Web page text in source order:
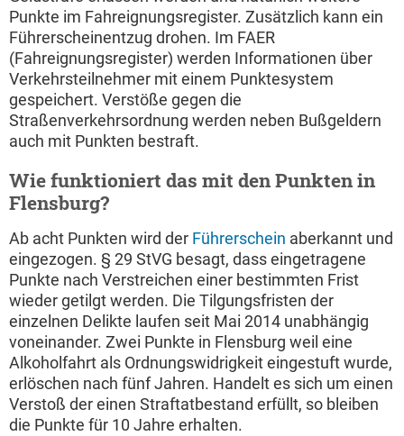
Punkte im Fahreignungsregister. Zusätzlich kann ein
Führerscheinentzug drohen. Im FAER
(Fahreignungsregister) werden Informationen über
Verkehrsteilnehmer mit einem Punktesystem
gespeichert. Verstöße gegen die
Straßenverkehrsordnung werden neben Bußgeldern
auch mit Punkten bestraft.
Wie funktioniert das mit den Punkten in
Flensburg?
Ab acht Punkten wird der Führerschein aberkannt und
eingezogen. § 29 StVG besagt, dass eingetragene
Punkte nach Verstreichen einer bestimmten Frist
wieder getilgt werden. Die Tilgungsfristen der
einzelnen Delikte laufen seit Mai 2014 unabhängig
voneinander. Zwei Punkte in Flensburg weil eine
Alkoholfahrt als Ordnungswidrigkeit eingestuft wurde,
erlöschen nach fünf Jahren. Handelt es sich um einen
Verstoß der einen Straftatbestand erfüllt, so bleiben
die Punkte für 10 Jahre erhalten.